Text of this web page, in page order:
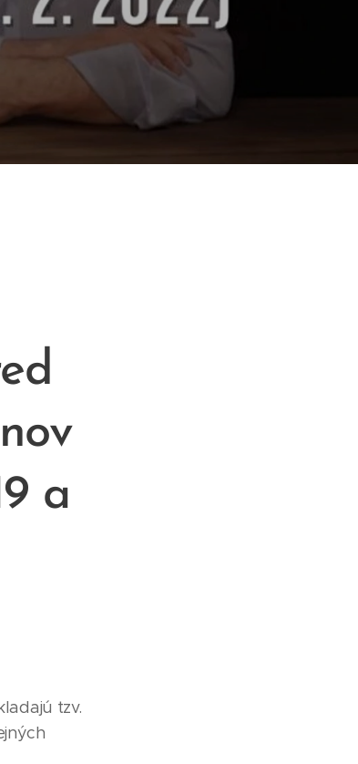
a
tzv.